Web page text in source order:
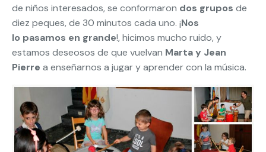
de niños interesados, se conformaron dos grupos de
diez peques, de 30 minutos cada uno. ¡Nos
lo pasamos en grande!, hicimos mucho ruido, y
estamos deseosos de que vuelvan Marta y Jean
Pierre a enseñarnos a jugar y aprender con la música.